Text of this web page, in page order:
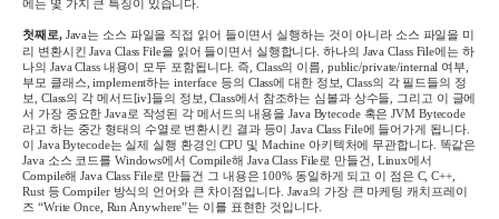
에는 몇 가지 큰 특징이 있습니다
첫째로,Java는 소스 파일을 직접 읽어 들이면서 실행하는 것이 아니라 소스 파일을 미
리 변환시킨 Java Class File을 읽어 들이면서 실행합니다 .하나의 Java Class File에는 하
나의 Java Class 내용이 모두 포함됩니다. 즉 , Class의 이름 , public/private/internal 여부
부모 클래스 , implement하는 interface 등의 Class에 대한 정보 , Class의 각 필드들의 정
보
, Class의 각 메서드 [iv]들의 정보 , Class에서 참조하는 심볼과 상수들 그리고 이 글에
서 가장 중요한 Java 로 작성된 각 메서드의 내용을 Java Bytecode 혹은 JVM Bytecode
라고 하는 중간 형태의 수열로 변환시킨 결과 등이
Java Class File에 들어가게 됩니다.
이
Java Bytecode는 실제 실행 환경인 CPU 및 Machine 아키텍처에 무관합니다. 똑같은
Java 소스 코드를 Windows에서 Compile해 Java Class File로 만들건 , Linux에서
Compile해 Java Class File로 만들건 그 내용은100% 동일하게 되고 이 점은C, C++,
Rust 등 Compiler 방식의 언어와 큰 차이점입니다. Java의 가장 큰 마케팅 캐치프레이
즈 “Write Once, Run Anywhere”는 이를 표현한 것입니다.